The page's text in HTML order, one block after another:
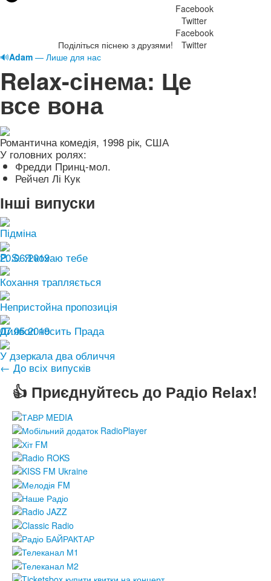
Поділіться піснею з друзями!
Facebook
Twitter
Facebook
Twitter
🔊Adam — Лише для нас
Relax-сінема: Це
все вона
Романтична комедія, 1998 рік, США
У головних ролях:
Фредди Принц-мол.
Рейчел Лі Кук
Інші випуски
Підміна
20.06.2019
P. S. Я кохаю тебе
Кохання трапляється
Непристойна пропозиція
07.05.2019
Диявол носить Прада
У дзеркала два обличчя
← До всіх випусків
👍 Приєднуйтесь до Радіо Relax!